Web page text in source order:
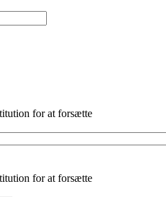
for at forsætte
for at forsætte